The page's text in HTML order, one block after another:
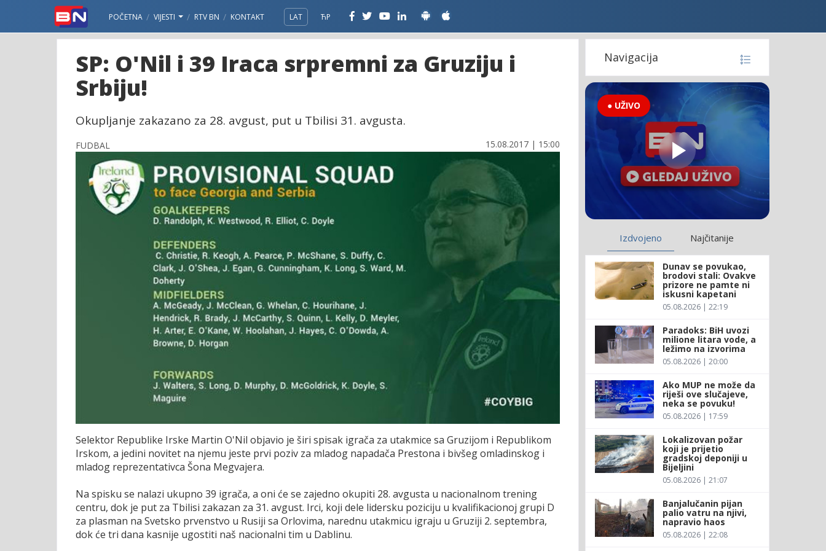
POČETNA VIJESTI RTV BN KONTAKT LAT ЋР
SP: O'Nil i 39 Iraca srpremni za Gruziju i
Srbiju!
Okupljanje zakazano za 28. avgust, put u Tbilisi 31. avgusta.
FUDBAL 15.08.2017 | 15:00
Selektor Republike Irske Martin O'Nil objavio je širi spisak igrača za utakmice sa Gruzijom i Republikom
Irskom, a jedini novitet na njemu jeste prvi poziv za mladog napadača Prestona i bivšeg omladinskog i
mladog reprezentativca Šona Megvajera.
Na spisku se nalazi ukupno 39 igrača, a oni će se zajedno okupiti 28. avgusta u nacionalnom trening
centru, dok je put za Tbilisi zakazan za 31. avgust. Irci, koji dele lidersku poziciju u kvalifikacionoj grupi D
za plasman na Svetsko prvenstvo u Rusiji sa Orlovima, narednu utakmicu igraju u Gruziji 2. septembra,
dok će tri dana kasnije ugostiti naš nacionalni tim u Dablinu.
Navigacija
● UŽIVO
Izdvojeno Najčitanije
Dunav se povukao,
brodovi stali: Ovakve
prizore ne pamte ni
iskusni kapetani
05.08.2026 | 22:19
Paradoks: BiH uvozi
milione litara vode, a
ležimo na izvorima
05.08.2026 | 20:00
Ako MUP ne može da
riješi ove slučajeve,
neka se povuku!
05.08.2026 | 17:59
Lokalizovan požar
koji je prijetio
gradskoj deponiji u
Bijeljini
05.08.2026 | 21:07
Banjalučanin pijan
palio vatru na njivi,
napravio haos
05.08.2026 | 22:08